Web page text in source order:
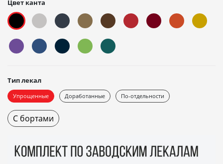
Цвет канта
Тип лекал
Упрощенные Доработанные По-отдельности
С бортами